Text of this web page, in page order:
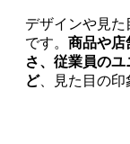
デザインや見
です。 商品や店
さ、従業員の
ど、見た目の印